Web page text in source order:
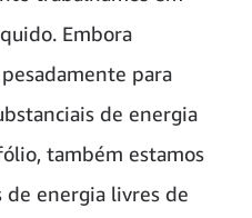
Embora
para
de energia
também estamos
energia livres de